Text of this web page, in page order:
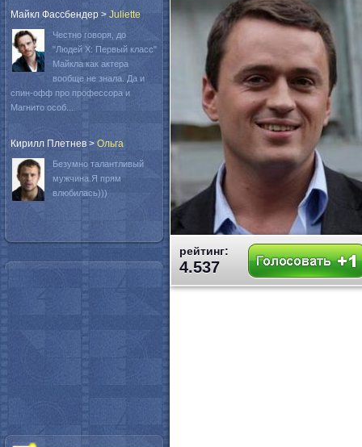
рейтинг:
4.537
Майкл Фассбендер > Juliette
Честно говоря, до
"Людей Х: Первый класс"
Майкла как актера
вообще не знала. Да и
спин-офф про профессора и
Магнито особ...
Кирилл Плетнев > Oльга
Безумно талантливый
мужчина.Я прям
влюбилась)))